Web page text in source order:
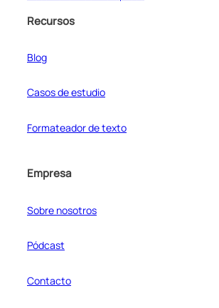
Recursos
Blog
Casos de estudio
Formateador de texto
Empresa
Sobre nosotros
Pódcast
Contacto